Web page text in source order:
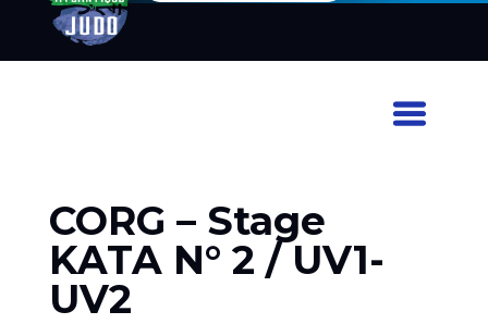
CORG – Stage
KATA N° 2 / UV1-
UV2